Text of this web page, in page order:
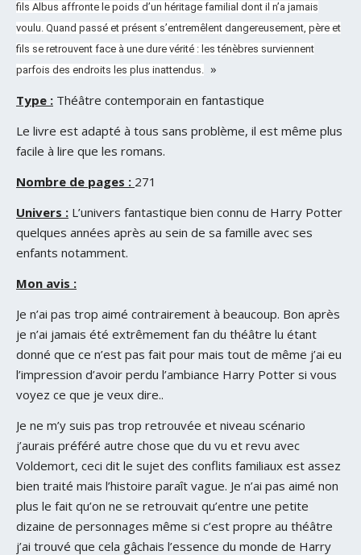
fils Albus affronte le poids d’un héritage familial dont il n’a jamais
voulu. Quand passé et présent s’entremêlent dangereusement, père et
fils se retrouvent face à une dure vérité : les ténèbres surviennent
parfois des endroits les plus inattendus. »
Type : Théâtre contemporain en fantastique
Le livre est adapté à tous sans problème, il est même plus
facile à lire que les romans.
Nombre de pages : 271
Univers : L’univers fantastique bien connu de Harry Potter
quelques années après au sein de sa famille avec ses
enfants notamment.
Mon avis :
Je n’ai pas trop aimé contrairement à beaucoup. Bon après
je n’ai jamais été extrêmement fan du théâtre lu étant
donné que ce n’est pas fait pour mais tout de même j’ai eu
l’impression d’avoir perdu l’ambiance Harry Potter si vous
voyez ce que je veux dire..
Je ne m’y suis pas trop retrouvée et niveau scénario
j’aurais préféré autre chose que du vu et revu avec
Voldemort, ceci dit le sujet des conflits familiaux est assez
bien traité mais l’histoire paraît vague. Je n’ai pas aimé non
plus le fait qu’on ne se retrouvait qu’entre une petite
dizaine de personnages même si c’est propre au théâtre
j’ai trouvé que cela gâchais l’essence du monde de Harry